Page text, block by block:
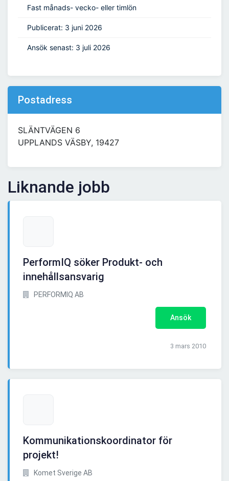
Fast månads- vecko- eller timlön
Publicerat: 3 juni 2026
Ansök senast: 3 juli 2026
Postadress
SLÄNTVÄGEN 6
UPPLANDS VÄSBY, 19427
Liknande jobb
PerformIQ söker Produkt- och
innehållsansvarig
PERFORMIQ AB
Ansök
3 mars 2010
Kommunikationskoordinator för
projekt!
Komet Sverige AB